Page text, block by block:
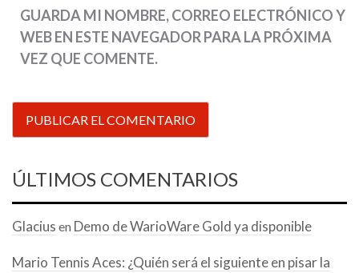
GUARDA MI NOMBRE, CORREO ELECTRÓNICO Y
WEB EN ESTE NAVEGADOR PARA LA PRÓXIMA
VEZ QUE COMENTE.
ÚLTIMOS COMENTARIOS
Glacius en Demo de WarioWare Gold ya disponible
Mario Tennis Aces: ¿Quién será el siguiente en pisar la